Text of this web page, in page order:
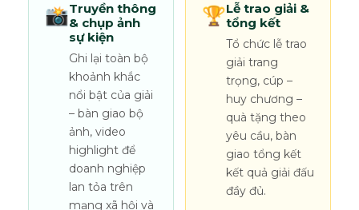
📸Truyền thông
& chụp ảnh
sự kiện
Ghi lại toàn bộ
khoảnh khắc
nổi bật của giải
– bàn giao bộ
ảnh, video
highlight để
doanh nghiệp
lan tỏa trên
mạng xã hội và
🏆Lễ trao giải &
tổng kết
Tổ chức lễ trao
giải trang
trọng, cúp –
huy chương –
quà tặng theo
yêu cầu, bàn
giao tổng kết
kết quả giải đấu
đầy đủ.